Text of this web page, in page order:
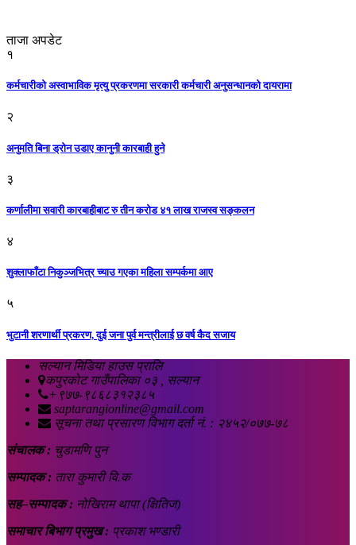
ताजा अपडेट
१
कर्मचारीको अस्वाभाविक मृत्यु प्रकरणमा सरकारी कर्मचारी अनुसन्धानको दायरामा
२
अनुमति बिना ड्रोन उडाए कानुनी कारबाही हुने
३
कर्णालीमा सवारी कारबाहीबाट रु तीन करोड ४१ लाख राजस्व सङ्कलन
४
शुक्लाफाँटा निकुञ्जभित्र च्याउ गएका महिला सम्पर्कमा आए
५
भुटानी शरणार्थी प्रकरण, दुई जना पुर्व मन्त्रीलाई छ वर्ष कैद सजाय
सल्यान मिडिया हाउस प्रालि
कपुरकोट गाउँपालिका ०३ , सल्यान
+९७७-९८६८३१२३८५
saptarangionline@gmail.com
सूचना तथा प्रसारण विभाग दर्ता नं. : २४५२/०७७-७८
संचालक : चुडामणि पुन
सम्पादक : तारा कुमारी वि.क
सह–सम्पादक : नोखिराम थापा (क्षितिज)
समाचार बिभाग प्रमुख : प्रकाश भण्डारी